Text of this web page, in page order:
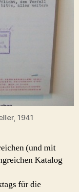
1941
(und mit
Katalog
für die